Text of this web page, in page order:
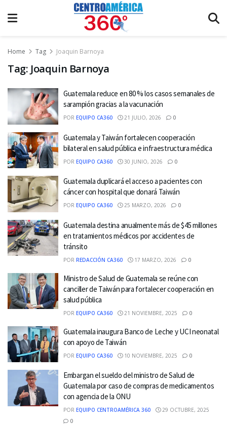
Home Tag Joaquin Barnoya
Tag: Joaquin Barnoya
Guatemala reduce en 80 % los casos semanales de
sarampión gracias a la vacunación
POR EQUIPO CA360 21 JULIO, 2026 0
Guatemala y Taiwán fortalecen cooperación
bilateral en salud pública e infraestructura médica
POR EQUIPO CA360 30 JUNIO, 2026 0
Guatemala duplicará el acceso a pacientes con
cáncer con hospital que donará Taiwán
POR EQUIPO CA360 25 MARZO, 2026 0
Guatemala destina anualmente más de $45 millones
en tratamientos médicos por accidentes de
tránsito
POR REDACCIÓN CA360 17 MARZO, 2026 0
Ministro de Salud de Guatemala se reúne con
canciller de Taiwán para fortalecer cooperación en
salud pública
POR EQUIPO CA360 21 NOVIEMBRE, 2025 0
Guatemala inaugura Banco de Leche y UCI neonatal
con apoyo de Taiwán
POR EQUIPO CA360 10 NOVIEMBRE, 2025 0
Embargan el sueldo del ministro de Salud de
Guatemala por caso de compras de medicamentos
con agencia de la ONU
POR EQUIPO CENTROAMÉRICA 360
29 OCTUBRE, 2025
0